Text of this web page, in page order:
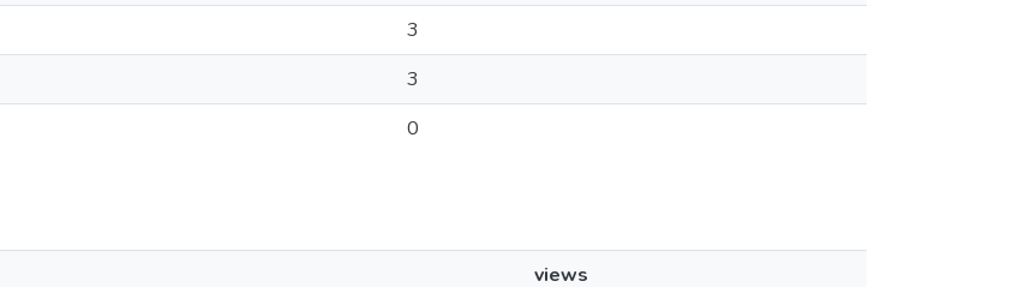
3
3
0
views